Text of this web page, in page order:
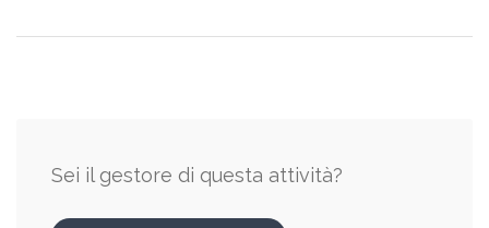
Sei il gestore di questa attività?